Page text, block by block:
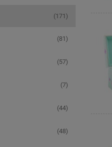
(171)
(81)
(57)
(7)
(44)
(48)